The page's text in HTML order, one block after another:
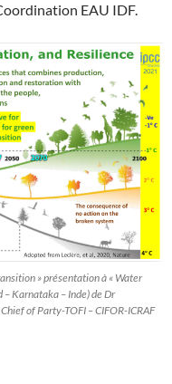
EAU IDF.
» présentation à « Water
Karnataka – Inde) de Dr
of Party-TOFI – CIFOR-ICRAF
un pas de côté ?